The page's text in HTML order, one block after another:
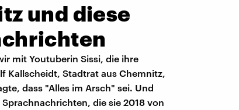
und diese
mit Youtuberin Sissi, die ihre
Kallscheidt, Stadtrat aus Chemnitz,
dass "Alles im Arsch" sei. Und
die sie 2018 von